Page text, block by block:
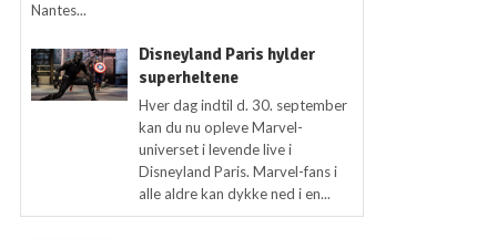
Nantes...
Disneyland Paris hylder
superheltene
Hver dag indtil d. 30. september
kan du nu opleve Marvel-
universet i levende live i
Disneyland Paris. Marvel-fans i
alle aldre kan dykke ned i en...